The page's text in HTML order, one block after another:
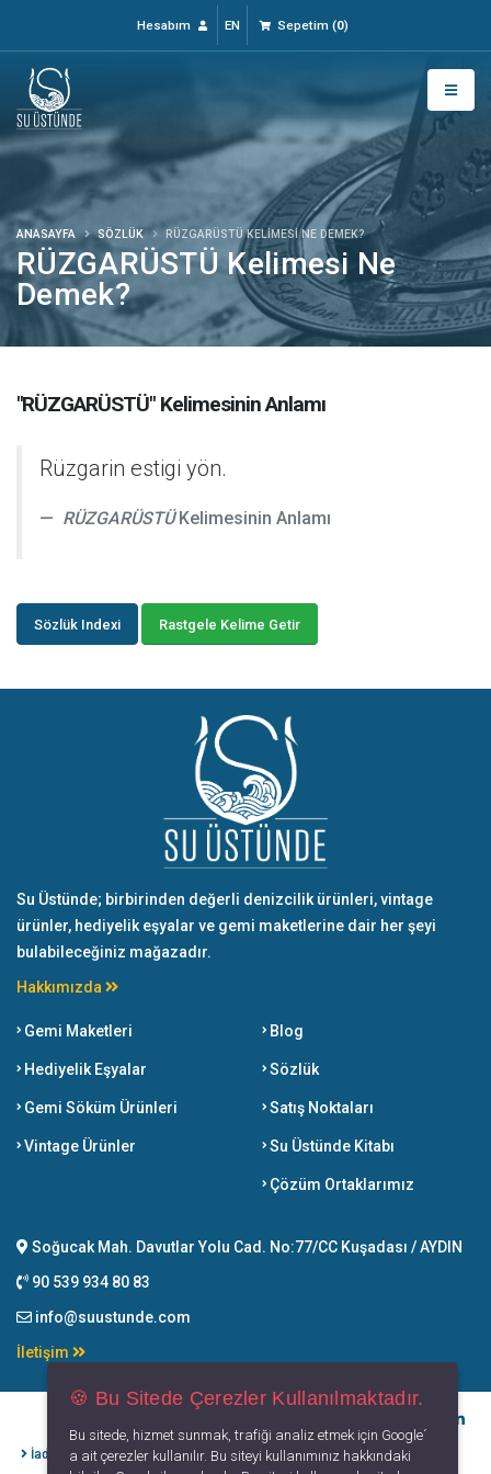
Hesabım EN Sepetim (0)
RÜZGARÜSTÜ Kelimesi Ne
Demek?
ANASAYFA SÖZLÜK RÜZGARÜSTÜ KELIMESI NE DEMEK?
"RÜZGARÜSTÜ" Kelimesinin Anlamı
Rüzgarin estigi yön.
RÜZGARÜSTÜKelimesinin Anlamı
Sözlük Indexi Rastgele Kelime Getir
Su Üstünde; birbirinden değerli denizcilik ürünleri, vintage
ürünler, hediyelik eşyalar ve gemi maketlerine dair her şeyi
bulabileceğiniz mağazadır.
Hakkımızda
Gemi Maketleri
Hediyelik Eşyalar
Gemi Söküm Ürünleri
Vintage Ürünler
Blog
Sözlük
Satış Noktaları
Su Üstünde Kitabı
Çözüm Ortaklarımız
Soğucak Mah. Davutlar Yolu Cad. No:77/CC Kuşadası / AYDIN
90 539 934 80 83
info@suustunde.com
İletişim
İade İptal
Kişisel Verilerin
Gizlilik
Kullanım
🍪 Bu Sitede Çerezler Kullanılmaktadır.
Bu sitede, hizmet sunmak, trafiği analiz etmek için Google´
a ait çerezler kullanılır. Bu siteyi kullanımınız hakkındaki